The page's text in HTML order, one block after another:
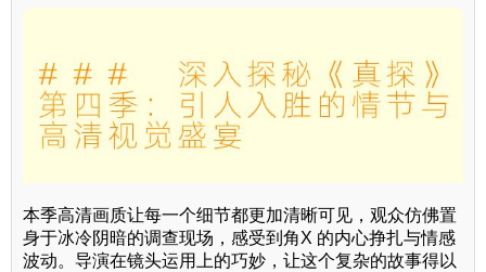
本季高清画质让每一个细节都更加清晰可见，观众仿佛置
身于冰冷阴暗的调查现场，感受到角X 的内心挣扎与情感
波动。导演在镜头运用上的巧妙，让这个复杂的故事得以